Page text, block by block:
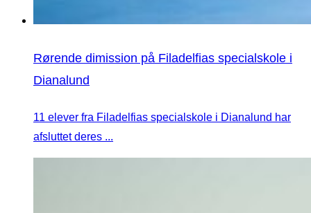
Rørende dimission på Filadelfias specialskole i
Dianalund
11 elever fra Filadelfias specialskole i Dianalund har
afsluttet deres ...